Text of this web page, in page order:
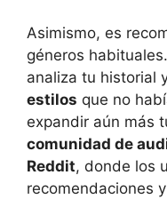
Asimismo, es
géneros
analiza tu historial
estilos que no
expandir aún más
comunidad de
Reddit, donde los
recomendaciones